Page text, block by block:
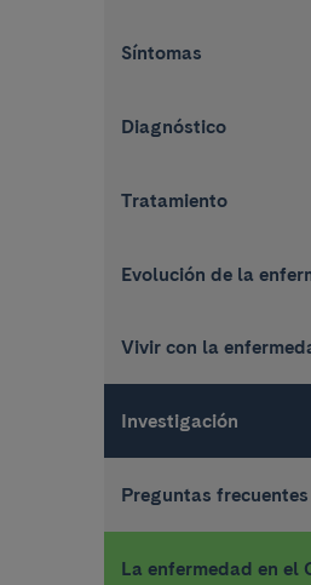
Síntomas
Diagnóstico
Tratamiento
Evolución de la
Vivir con la
Investigación
Preguntas frecuentes
La enfermedad en el